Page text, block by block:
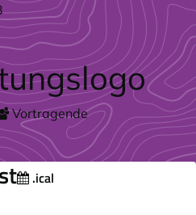
Vortragende
.ical